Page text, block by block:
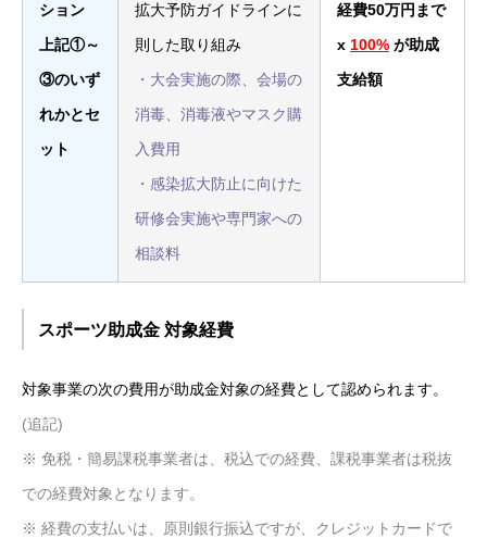
ション
上記①～
③のいず
れかとセ
ット
拡大予防ガイドラインに
則した取り組み
・大会実施の際、会場の
消毒、消毒液やマスク購
入費用
・感染拡大防止に向けた
研修会実施や専門家への
相談料
経費50万円まで
x 100% が助成
支給額
スポーツ助成金 対象経費
対象事業の次の費用が助成金対象の経費として認められます。
(追記)
※ 免税・簡易課税事業者は、税込での経費、課税事業者は税抜
での経費対象となります。
※ 経費の支払いは、原則銀行振込ですが、クレジットカードで